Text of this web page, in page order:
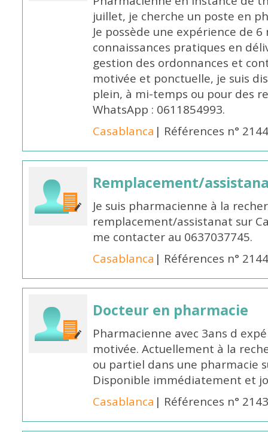
juillet, je cherche un poste en
Je possède une expérience de
connaissances pratiques en
gestion des ordonnances et
motivée et ponctuelle, je suis
plein, à mi-temps ou pour des
WhatsApp : 0611854993.
Casablanca | Références n°
Remplacement/
Je suis pharmacienne à la
remplacement/assistanat sur
me contacter au 0637037745.
Casablanca | Références n°
Docteur en pharmacie
Pharmacienne avec 3ans d
motivée. Actuellement à la
ou partiel dans une pharmacie
Disponible immédiatement et
Casablanca | Références n°